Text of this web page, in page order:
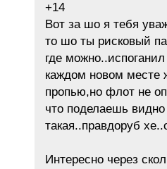
+14
Вот за шо я тебя
то шо ты рисковый
где
каждом новом месте
пропью,но флот не
что поделаешь видно
такая..правдоруб
Интересно через